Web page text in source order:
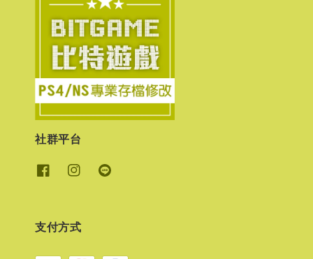
社群平台
支付方式